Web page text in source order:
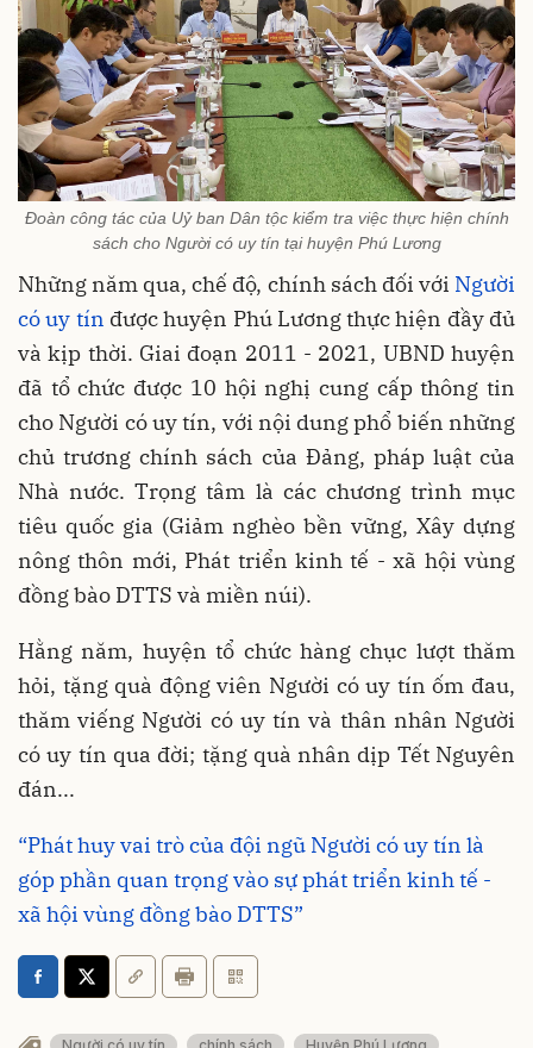
Đoàn công tác của Uỷ ban Dân tộc kiểm tra việc thực hiện chính
sách cho Người có uy tín tại huyện Phú Lương
Những năm qua, chế độ, chính sách đối với Người
có uy tín được huyện Phú Lương thực hiện đầy đủ
và kịp thời. Giai đoạn 2011 - 2021, UBND huyện
đã tổ chức được 10 hội nghị cung cấp thông tin
cho Người có uy tín, với nội dung phổ biến những
chủ trương chính sách của Đảng, pháp luật của
Nhà nước. Trọng tâm là các chương trình mục
tiêu quốc gia (Giảm nghèo bền vững, Xây dựng
nông thôn mới, Phát triển kinh tế - xã hội vùng
đồng bào DTTS và miền núi).
Hằng năm, huyện tổ chức hàng chục lượt thăm
hỏi, tặng quà động viên Người có uy tín ốm đau,
thăm viếng Người có uy tín và thân nhân Người
có uy tín qua đời; tặng quà nhân dịp Tết Nguyên
đán...
“Phát huy vai trò của đội ngũ Người có uy tín là
góp phần quan trọng vào sự phát triển kinh tế -
xã hội vùng đồng bào DTTS”